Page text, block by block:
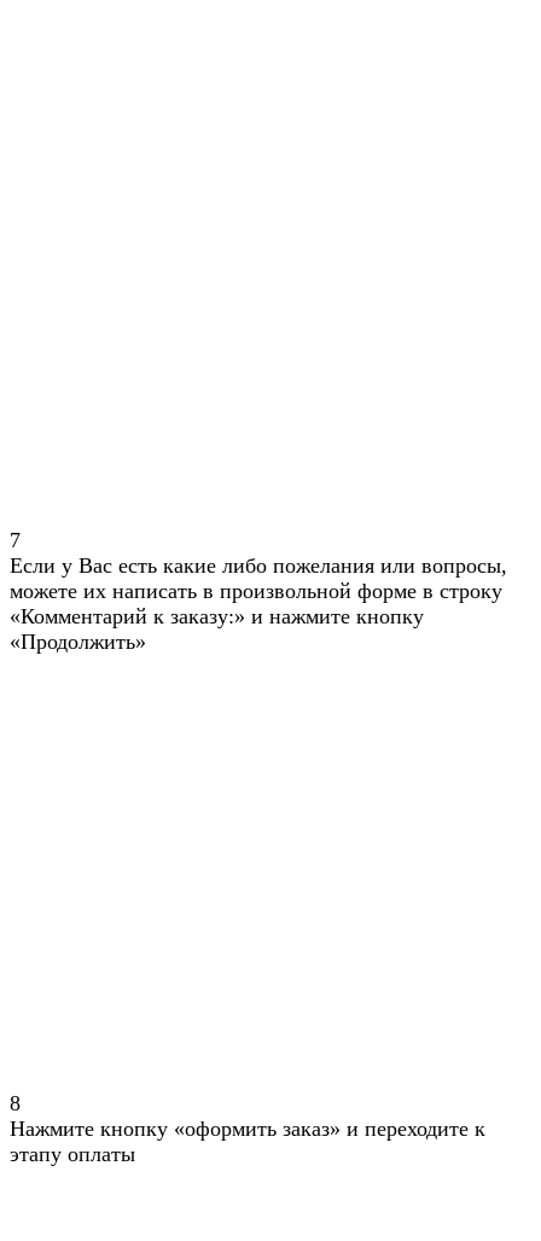
7
Если у Вас есть какие либо пожелания или вопросы,
можете их написать в произвольной форме в строку
«Комментарий к заказу:» и нажмите кнопку
«Продолжить»
8
Нажмите кнопку «оформить заказ» и переходите к
этапу оплаты